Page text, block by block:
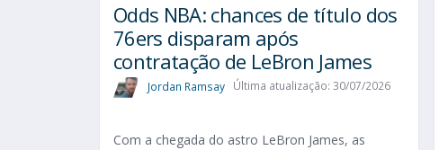
Odds NBA: chances de título dos
76ers disparam após
contratação de LeBron James
Jordan Ramsay Última atualização: 30/07/2026
Com a chegada do astro LeBron James, as